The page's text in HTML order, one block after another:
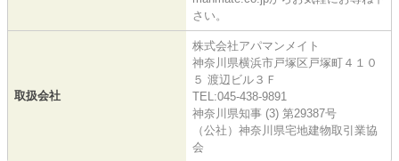
さい。
取扱会社
株式会社アパマンメイト
神奈川県横浜市戸塚区戸塚町４１０
５ 渡辺ビル３Ｆ
TEL:045-438-9891
神奈川県知事 (3) 第29387号
（公社）神奈川県宅地建物取引業協
会